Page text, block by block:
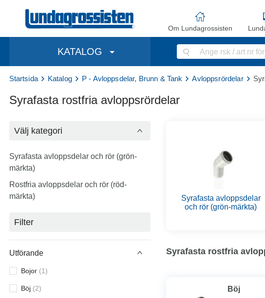
Om Lundagrossisten
KATALOG
Startsida Katalog P - Avloppsdelar, Brunn & Tank Avloppsrördelar
Syrafasta rostfria avloppsrördelar
Välj kategori
Syrafasta avloppsdelar och rör (grön-
märkta)
Rostfria avloppsdelar och rör (röd-
märkta)
Filter
Utförande
Bojor (1)
Böj (2)
Syrafasta avloppsdelar
och rör (grön-märkta)
Syrafasta rostfria
Böj